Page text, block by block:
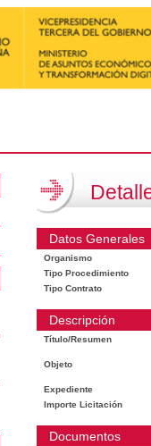
Datos Generales
Organismo
Tipo Procedimiento
Tipo Contrato
Descripción
Título/Resumen
Objeto
Expediente
Importe Licitación
Documentos